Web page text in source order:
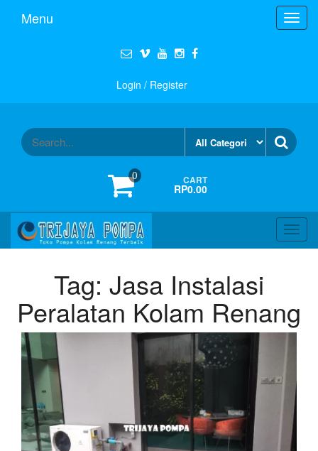
Menu
Login / Register
0 CART
RP0.00
Tag: Jasa Instalasi
Peralatan Kolam Renang